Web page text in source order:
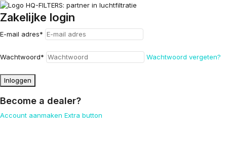
Zakelijke login
E-mail adres*
Wachtwoord* Wachtwoord vergeten?
Inloggen
Become a dealer?
Account aanmaken Extra button